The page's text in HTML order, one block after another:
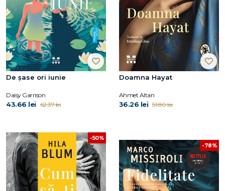
De șase ori iunie
Daisy Garrison
43.66 lei 62.37 lei
Doamna Hayat
Ahmet Altan
36.26 lei 51.80 lei
-50%
-78%